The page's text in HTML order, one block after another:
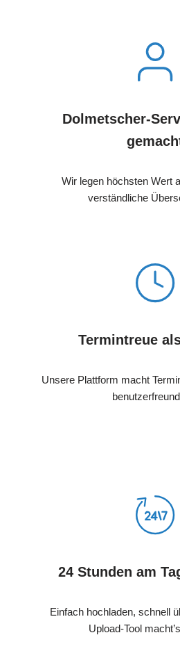
Dolmetscher-
Wir legen höchsten Wert
verständliche
Termintreue
Unsere Plattform macht
24 Stunden am
Einfach hochladen, schnell
Upload-Tool